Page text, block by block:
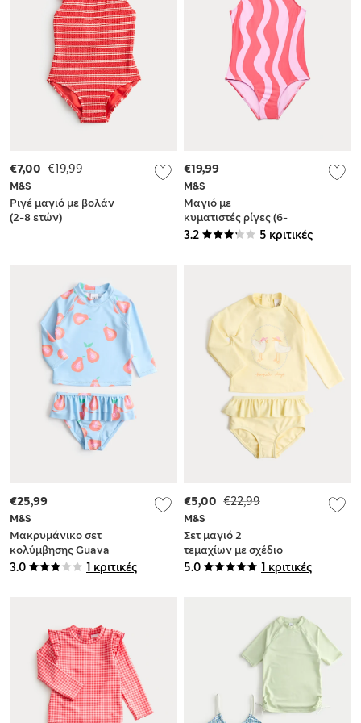
M&S
Ριγέ μαγιό με βολάν
(2-8 ετών)
€19,99
€7,00
3.2 5 κριτικές
M&S
Μαγιό με
κυματιστές ρίγες (6-
16 ετών)
€19,99
3.0 1 κριτικές
M&S
Μακρυμάνικο σετ
κολύμβησης Guava
2 τεμαχίων (2-8
€25,99
5.0 1 κριτικές
M&S
Σετ μαγιό 2
τεμαχίων με σχέδιο
γλάρους (0-5 ετών)
€22,99
€5,00